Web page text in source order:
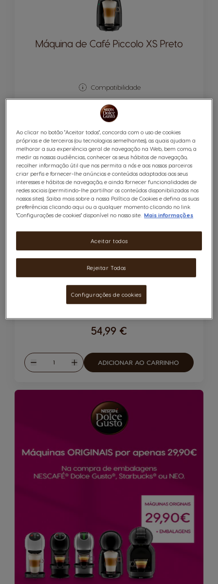
Máquina de Café Piccolo XS Preto
Compatibilidade
54,99 €
Reduzir
Quantidade
Aumentar
ADICIONAR AO CARRINHO
Máquina de Café Piccolo XS Branco
Compatibilidade
54,99 €
Reduzir
Quantidade
Aumentar
ADICIONAR AO CARRINHO
Ao clicar no botão "Aceitar todos", concorda com o uso de cookies
próprias e de terceiros (ou tecnologias semelhantes), as quais ajudam a
melhorar a sua experiência geral de navegação na Web, bem como, a
medir as nossas audiências, conhecer os seus hábitos de navegação,
recolher informação útil que nos permita a nós e aos nossos parceiros
criar perfis e fornecer-lhe anúncios e conteúdos adaptados aos seus
interesses e hábitos de navegação, e ainda fornecer funcionalidades de
redes sociais (permitindo-lhe partilhar os conteúdos disponibilizados nos
nossos sites). Saiba mais sobre a nossa Política de Cookies e defina as suas
preferências clicando aqui ou a qualquer momento clicando no link
"Configurações de cookies" disponível no nosso site. Mais informações
Rejeitar Todos
Aceitar todos
Configurações de cookies